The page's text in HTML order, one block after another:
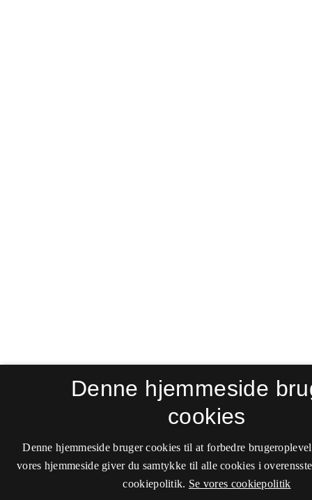
Denne hjemmeside
cookies
Denne hjemmeside bruger cookies til at forbedre
vores hjemmeside giver du samtykke til alle cookies i
cookiepolitik. Se vores cookiepolitik